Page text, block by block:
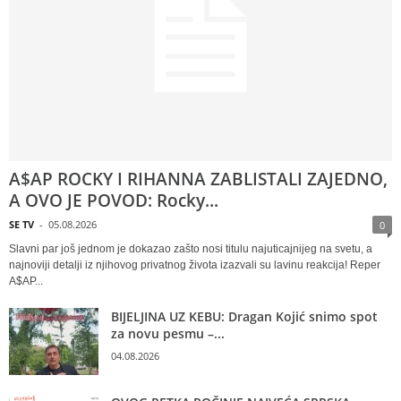
A$AP ROCKY I RIHANNA ZABLISTALI ZAJEDNO,
A OVO JE POVOD: Rocky...
SE TV - 05.08.2026 0
Slavni par još jednom je dokazao zašto nosi titulu najuticajnijeg na svetu, a
najnoviji detalji iz njihovog privatnog života izazvali su lavinu reakcija! Reper
A$AP...
BIJELJINA UZ KEBU: Dragan Kojić snimo spot
za novu pesmu –...
04.08.2026